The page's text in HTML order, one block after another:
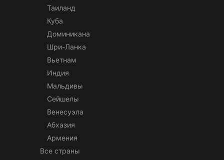
Таиланд
Куба
Доминикана
Шри-Ланка
Вьетнам
Индия
Мальдивы
Сейшелы
Венесуэла
Абхазия
Армения
Все страны